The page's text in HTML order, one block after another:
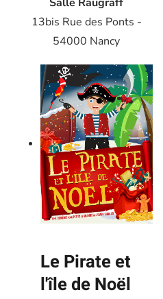
13bis Rue des Ponts -
54000 Nancy
Le Pirate et
l'île de Noël